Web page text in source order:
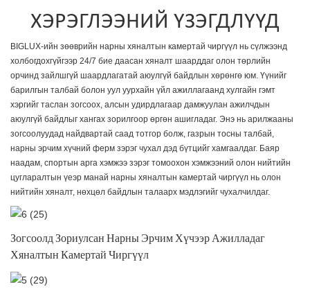
ХЭРЭГЛЭЭНИЙ ҮЗЭГДЛҮҮД
BIGLUX-ийн зөөврийн нарны хяналтын камертай чиргүүл нь сүлжээнд
холбогдохгүйгээр 24/7 бие даасан хяналт шаарддаг олон төрлийн
орчинд зайлшгүй шаардлагатай аюулгүй байдлын хөрөнгө юм. Үүнийг
барилгын талбай болон уул уурхайн үйл ажиллагаанд хулгайн гэмт
хэргийг таслан зогсоох, алсын удирдлагаар дамжуулан ажилчдын
аюулгүй байдлыг хангах зорилгоор өргөн ашигладаг. Энэ нь арилжааны
зогсоолуудад найдвартай саад тотгор болж, газрын тосны талбай,
нарны эрчим хүчний ферм зэрэг чухал дэд бүтцийг хамгаалдаг. Баяр
наадам, спортын арга хэмжээ зэрэг томоохон хэмжээний олон нийтийн
цугларалтын үеэр манай нарны хяналтын камертай чиргүүл нь олон
нийтийн хяналт, нөхцөл байдлын талаарх мэдлэгийг чухалчилдаг.
Зогсоолд Зориулсан Нарны Эрчим Хүчээр Ажилладаг
Хяналтын Камертай Чиргүүл